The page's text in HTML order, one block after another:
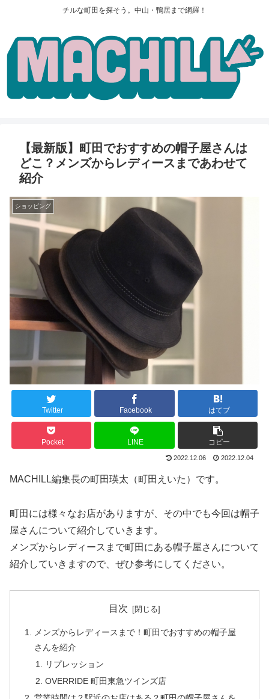
チルな町田を探そう。中山・鴨居まで網羅！
【最新版】町田でおすすめの帽子屋さんは
どこ？メンズからレディースまであわせて
紹介
ショッピング
Twitter Facebook はてブ
Pocket LINE コピー
2022.12.06 2022.12.04
MACHILL編集長の町田瑛太（町田えいた）です。
町田には様々なお店がありますが、その中でも今回は帽子
屋さんについて紹介していきます。
メンズからレディースまで町田にある帽子屋さんについて
紹介していきますので、ぜひ参考にしてください。
目次
メンズからレディースまで！町田でおすすめの帽子屋
さんを紹介
リプレッション
OVERRIDE 町田東急ツインズ店